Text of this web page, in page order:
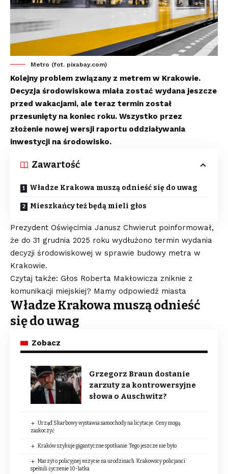
Metro (fot. pixabay.com)
Kolejny problem związany z metrem w Krakowie.
Decyzja środowiskowa miała zostać wydana jeszcze
przed wakacjami, ale teraz termin został
przesunięty na koniec roku. Wszystko przez
złożenie nowej wersji raportu oddziaływania
inwestycji na środowisko.
Zawartość
Władze Krakowa muszą odnieść się do uwag
Mieszkańcy też będą mieli głos
Prezydent Oświęcimia Janusz Chwierut poinformował,
że do 31 grudnia 2025 roku wydłużono termin wydania
decyzji środowiskowej w sprawie budowy metra w
Krakowie.
Czytaj także: Głos Roberta Makłowicza zniknie z
komunikacji miejskiej? Mamy odpowiedź miasta
Władze Krakowa muszą odnieść
się do uwag
Zobacz
Grzegorz Braun dostanie
zarzuty za kontrowersyjne
słowa o Auschwitz?
Urząd Skarbowy wystawia samochody na licytacje. Ceny mogą
zaskoczyć
Kraków szykuje gigantyczne spotkanie. Tego jeszcze nie było
Marzył o policyjnej wizycie na urodzinach. Krakowscy policjanci
spełnili życzenie 10-latka